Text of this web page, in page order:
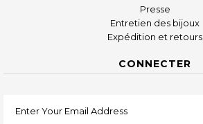
Presse
Entretien des bijoux
Expédition et retours
CONNECTER